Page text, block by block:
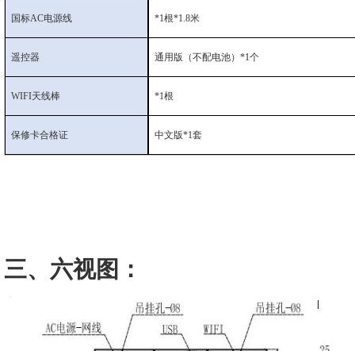
国标AC电源线 *1根*1.8米
遥控器 通用版（不配电池）*1个
WIFI天线棒 *1根
保修卡合格证 中文版*1套
三、六视图：